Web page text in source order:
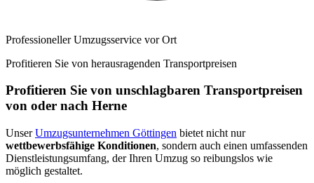
Professioneller Umzugsservice vor Ort
Profitieren Sie von herausragenden Transportpreisen
Profitieren Sie von unschlagbaren Transportpreisen
von oder nach Herne
UnserUmzugsunternehmen Göttingen bietet nicht nur
wettbewerbsfähige Konditionen, sondern auch einen umfassenden
Dienstleistungsumfang, der Ihren Umzug so reibungslos wie
möglich gestaltet.